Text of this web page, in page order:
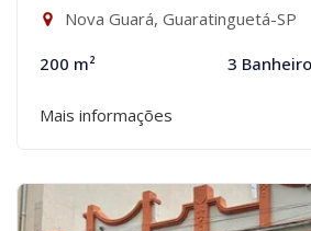
Nova Guará, Guaratinguetá-SP
200 m² 3
Mais informações